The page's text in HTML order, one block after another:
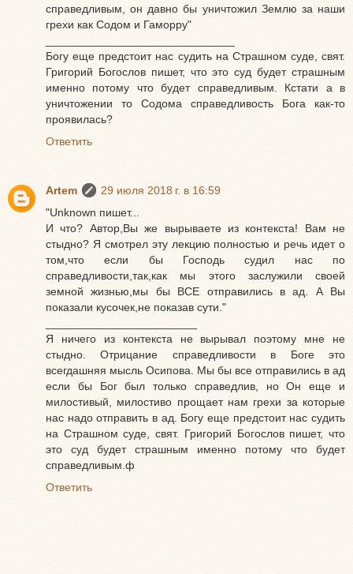
справедливым, он давно бы уничтожил Землю за наши
грехи как Содом и Гаморру"
Богу еще предстоит нас судить на Страшном суде, свят.
Григорий Богослов пишет, что это суд будет страшным
именно потому что будет справедливым. Кстати а в
уничтожении то Содома справедливость Бога как-то
проявилась?
Ответить
Artem
29 июля 2018 г. в 16:59
"Unknown пишет...
И что? Автор,Вы же вырываете из контекста! Вам не
стыдно? Я смотрел эту лекцию полностью и речь идет о
том,что если бы Господь судил нас по
справедливости,так,как мы этого заслужили своей
земной жизнью,мы бы ВСЕ отправились в ад. А Вы
показали кусочек,не показав сути."
Я ничего из контекста не вырывал поэтому мне не
стыдно. Отрицание справедливости в Боге это
всегдашняя мысль Осипова. Мы бы все отправились в ад
если бы Бог был только справедлив, но Он еще и
милостивый, милостиво прощает нам грехи за которые
нас надо отправить в ад. Богу еще предстоит нас судить
на Страшном суде, свят. Григорий Богослов пишет, что
это суд будет страшным именно потому что будет
справедливым.ф
Ответить